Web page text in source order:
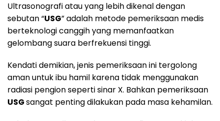
Ultrasonografi atau yang lebih dikenal dengan
sebutan “USG” adalah metode pemeriksaan medis
berteknologi canggih yang memanfaatkan
gelombang suara berfrekuensi tinggi.
Kendati demikian, jenis pemeriksaan ini tergolong
aman untuk ibu hamil karena tidak menggunakan
radiasi pengion seperti sinar X. Bahkan pemeriksaan
USGsangat penting dilakukan pada masa kehamilan.